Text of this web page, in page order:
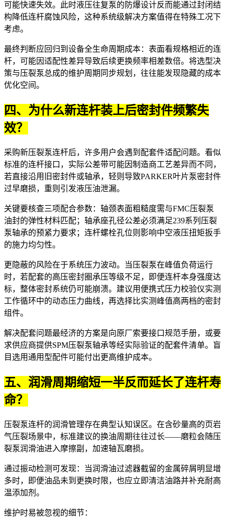
可能快速失效。此时液压往复泵的防爆设计反而能通过封闭结
构降低连杆腐蚀风险，这种系统级解决方案值得在特殊工况下
考虑。
最终判断应回归到设备全生命周期成本：表面看规格相近的连
杆，可能因适配性差异导致后续更换频率相差数倍。将选型决
策与压裂泵总成的维护周期同步规划，往往能发现隐藏的成本
优化空间。
四、为什么新连杆装上后密封件频繁失
效？
采购新压裂泵连杆后，许多用户会遇到配套件适配问题。看似
标准的连杆接口，实际公差带可能因制造商工艺差异而不同，
若直接沿用旧密封件或轴承，轻则导致PARKER叶片泵密封件
过早磨损，重则引发液压油泄漏。
关键要核查三项配合参数：轴颈表面粗糙度需与FMC压裂泵
油封的弹性材料匹配；轴承座孔径公差必须满足239系列压裂
泵轴承的预紧力要求；连杆螺栓孔位则影响中空液压扭矩扳手
的施力均匀性。
更隐蔽的风险在于系统压力波动。当压裂泵在峰值负荷运行
时，若配套的高压密封圈 承压等级不足，即便连杆本身强度达
标，整体密封系统仍可能崩溃。建议用便携式压力校验仪实测
工作循环中的动态压力曲线，再选择比实测峰值高两档的密封
组件。
解决配套问题最经济的方案是向原厂索要接口规范手册，或要
求供应商提供SPM压裂泵轴承等经实际验证的配套件清单。盲
目选用通用型配件可能付出更高维护成本。
五、润滑周期缩短一半反而延长了连杆寿
命？
压裂泵连杆的润滑管理存在典型认知误区。在含砂量高的页岩
气压裂场景中，标准建议的换油周期往往过长——磨粒会随压
裂泵润滑油进入摩擦副，加速轴瓦磨损。
通过振动检测可发现：当润滑油过滤器截留的金属碎屑明显增
多时，即便油品未到更换时限，也应立即清洁油路并补充耐高
温添加剂。
维护时易被忽视的细节：